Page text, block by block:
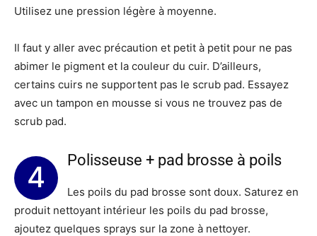
Utilisez une pression légère à moyenne.
Il faut y aller avec précaution et petit à petit pour ne pas
abimer le pigment et la couleur du cuir. D’ailleurs,
certains cuirs ne supportent pas le scrub pad. Essayez
avec un tampon en mousse si vous ne trouvez pas de
scrub pad.
4 Polisseuse + pad brosse à poils
Les poils du pad brosse sont doux. Saturez en
produit nettoyant intérieur les poils du pad brosse,
ajoutez quelques sprays sur la zone à nettoyer.